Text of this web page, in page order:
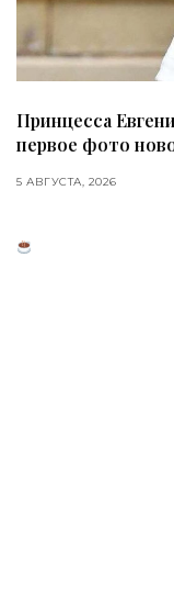
Принцесса
первое фото
5 АВГУСТА, 2026